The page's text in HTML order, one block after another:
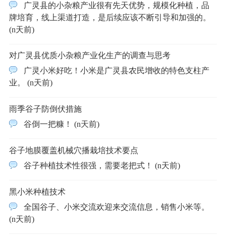
广灵县的小杂粮产业很有先天优势，规模化种植，品
牌培育，线上渠道打造，是后续应该不断引导和加强的。
(n天前)
对广灵县优质小杂粮产业化生产的调查与思考
广灵小米好吃！小米是广灵县农民增收的特色支柱产
业。 (n天前)
雨季谷子防倒伏措施
谷倒一把糠！ (n天前)
谷子地膜覆盖机械穴播栽培技术要点
谷子种植技术性很强，需要老把式！ (n天前)
黑小米种植技术
全国谷子、小米交流欢迎来交流信息，销售小米等。
(n天前)